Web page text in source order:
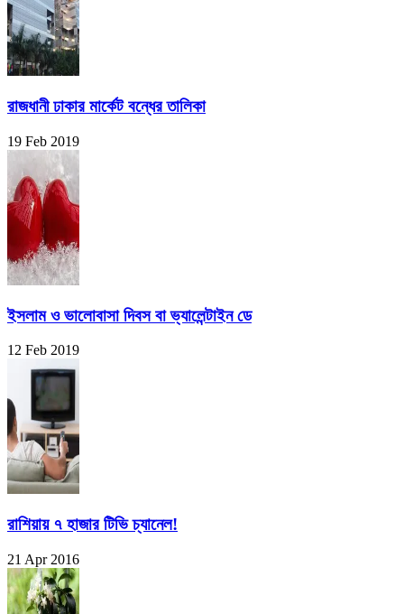
রাজধানী ঢাকার মার্কেট বন্ধের তালিকা
19 Feb 2019
ইসলাম ও ভালোবাসা দিবস বা ভ্যালেন্টাইন ডে
12 Feb 2019
রাশিয়ায় ৭ হাজার টিভি চ্যানেল!
21 Apr 2016